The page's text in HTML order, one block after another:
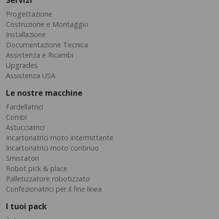
Progettazione
Costruzione e Montaggio
Installazione
Documentazione Tecnica
Assistenza e Ricambi
Upgrades
Assistenza USA
Le nostre macchine
Fardellatrici
Combi
Astucciatrici
Incartonatrici moto intermittente
Incartonatrici moto continuo
Smistatori
Robot pick & place
Palletizzatore robotizzato
Confezionatrici per il fine linea
I tuoi pack